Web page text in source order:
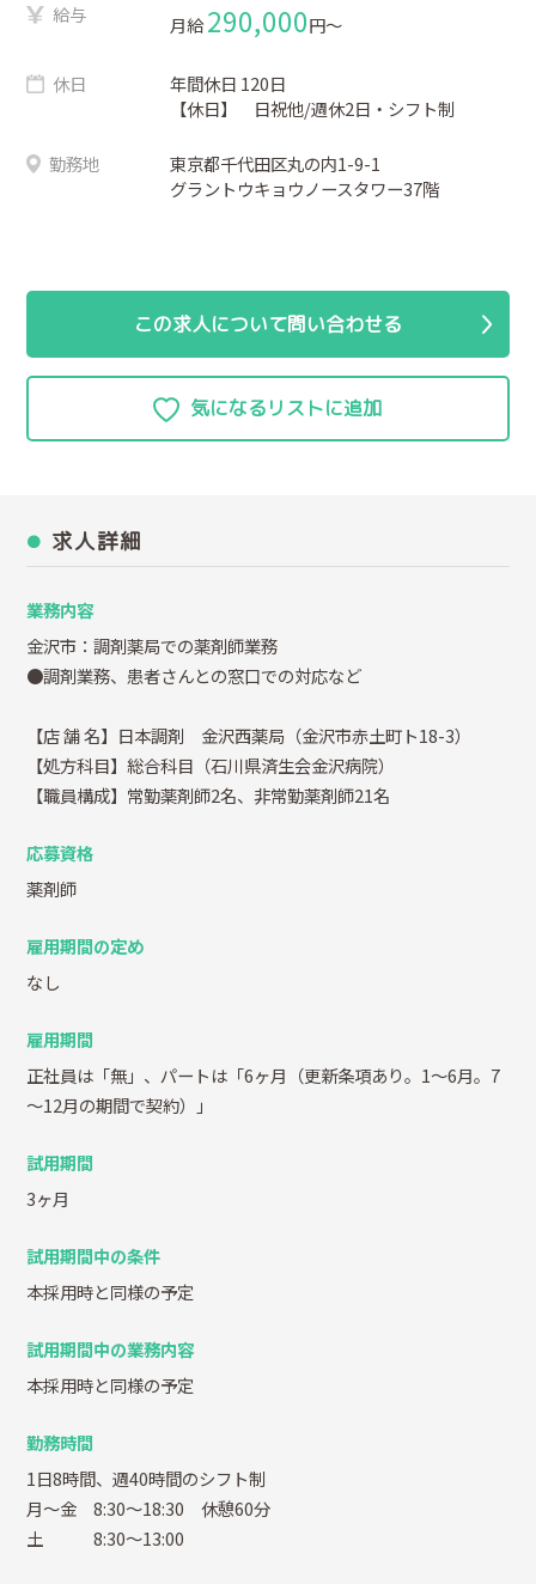
給与 月給290,000円〜
休日
年間休日 120日
【休日】 日祝他/週休2日・シフト制
勤務地
東京都千代田区丸の内1-9-1
グラントウキョウノースタワー37階
この求人について問い合わせる
求人詳細
業務内容
金沢市：調剤薬局での薬剤師業務
●調剤業務、患者さんとの窓口での対応など
【店 舗 名】日本調剤 金沢西薬局（金沢市赤土町ト18-3）
【処方科目】総合科目（石川県済生会金沢病院）
【職員構成】常勤薬剤師2名、非常勤薬剤師21名
応募資格
薬剤師
雇用期間の定め
なし
雇用期間
正社員は「無」、パートは「6ヶ月（更新条項あり。1～6月。7
～12月の期間で契約）」
試用期間
3ヶ月
試用期間中の条件
本採用時と同様の予定
試用期間中の業務内容
本採用時と同様の予定
勤務時間
1日8時間、週40時間のシフト制
月～金 8:30～18:30 休憩60分
土 8:30～13:00